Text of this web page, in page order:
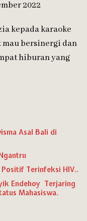
2022
kepada karaoke
mau bersinergi dan
hiburan yang
Asal Bali di
Positif Terinfeksi HIV..
Endehoy Terjaring
Mahasiswa.